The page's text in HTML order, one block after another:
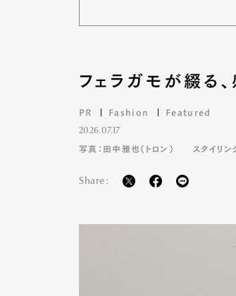
フェラガモが綴る
PR Fashion Featured
2026.07.17
写真：田中雅也（トロン） スタイリ
Share: